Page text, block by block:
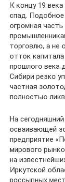
К концу 19
спад. Подобное
огромная
торговлю, а не
отток
прошлого века
Сибири резко
частная
полностью
На
осваивающей
предприятие
мирового
на
Иркутской
россыпных